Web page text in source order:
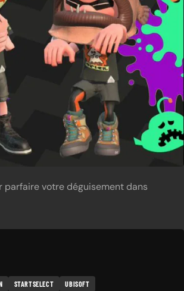
parfaire votre déguisement dans
STARTSELECT UBISOFT